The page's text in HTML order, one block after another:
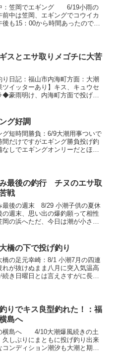
：笠岡でエギング 6/19小雨の
前中は笠岡、エギングでコウイカ
後も15：00から時間あったので満
考え午前中は...
スとエサ取りメゴチに大苦
り日記：福山市内海町方面：大潮
ツイッターあり】キス、キュウセ
◆豪雨明け、内海町方面で投げ釣
グ好調
グ短時間勝負：6/9大潮用事ついで
間だけですがエギング勝負投げ釣
なしでエギングオンリーだとほん
いてポイント...
最後の釣行 チヌのエサ取
戦
最後の週末 8/29 小潮子供の夏休
の週末、思い出の爆釣願って相性
岡の浜へただ、今日は潮が小さい
いる事が多いが・・・今日は気配
が悪いか、...
橋の下で投げ釣り
橋の足元幸崎：8/1 小潮7月の四連
れが抜けぬまま八月に突入気温高
続き日曜日とは言えさすがに長時
マイチそれ...
りでキス良型釣れた！：福
島へ
横島へ 4/10大潮爆風続きの土
久しぶりにまともに投げ釣り出来
コンディション潮汐も大潮と期待